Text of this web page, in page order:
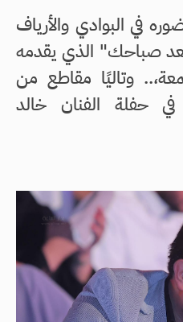
في البوادي والأرياف
صباحك" الذي يقدمه
وتاليًا مقاطع من
حفلة الفنان خالد